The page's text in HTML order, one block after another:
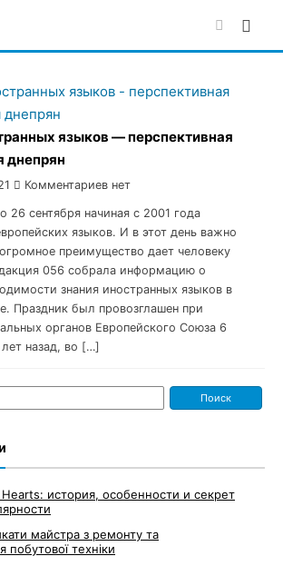
языков — перспективная
днепрян
Комментариев нет
26 сентября начиная с 2001 года
языков. И в этот день важно
преимущество дает человеку
056 собрала информацию о
знания иностранных языков в
Праздник был провозглашен при
органов Европейского Союза 6
назад, во […]
история, особенности и секрет
майстра з ремонту та
побутової техніки